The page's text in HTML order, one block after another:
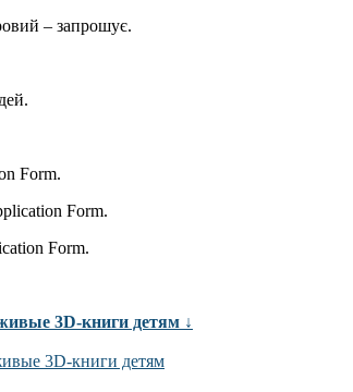
– запрошує.
Form.
Form.
Form.
3D-книги детям ↓